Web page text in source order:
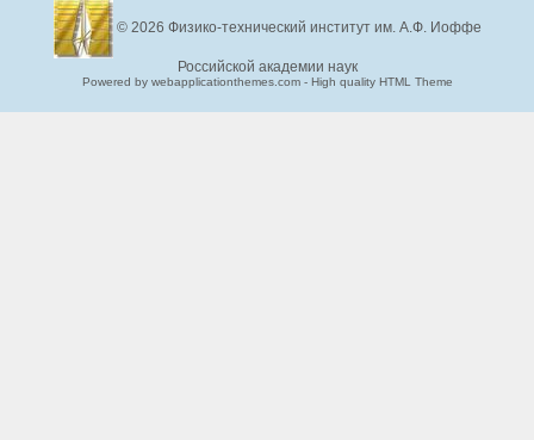
© 2026 Физико-технический институт им. А.Ф. Иоффе
Российской академии наук
Powered by webapplicationthemes.com - High quality HTML Theme